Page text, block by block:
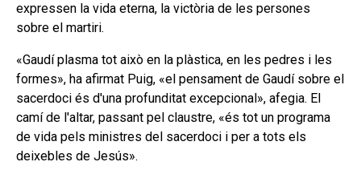
expressen la vida eterna, la victòria de les persones
sobre el martiri.
«Gaudí plasma tot això en la plàstica, en les pedres i les
formes», ha afirmat Puig, «el pensament de Gaudí sobre el
sacerdoci és d'una profunditat excepcional», afegia. El
camí de l'altar, passant pel claustre, «és tot un programa
de vida pels ministres del sacerdoci i per a tots els
deixebles de Jesús».